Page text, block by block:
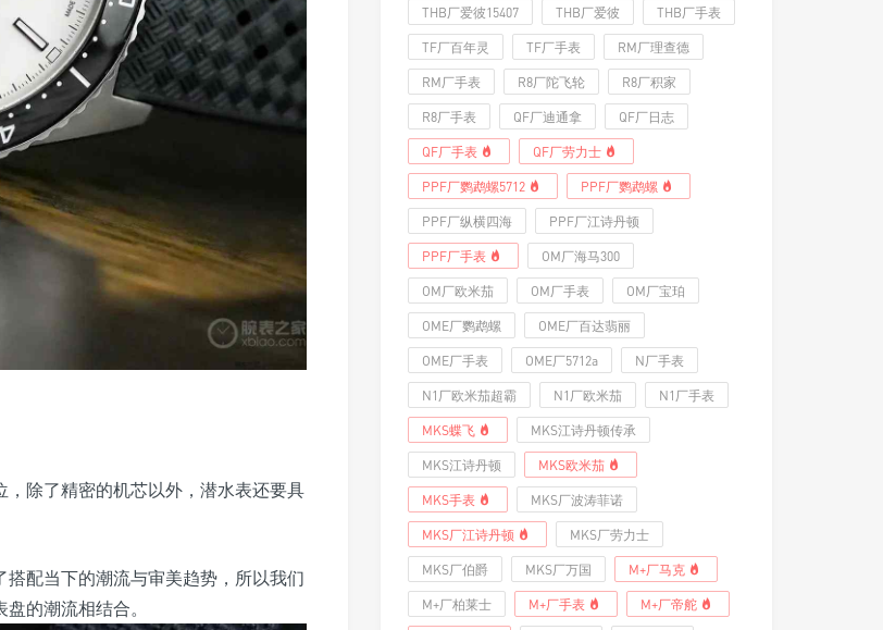
除了精密的机芯以外，潜水表还要具
配当下的潮流与审美趋势，所以我们
的潮流相结合。
THB厂爱彼15407 THB厂爱彼 THB厂手表
TF厂百年灵 TF厂手表 RM厂理查德
RM厂手表 R8厂陀飞轮 R8厂积家
R8厂手表 QF厂迪通拿 QF厂日志
QF厂手表 QF厂劳力士
PPF厂鹦鹉螺5712 PPF厂鹦鹉螺
PPF厂纵横四海 PPF厂江诗丹顿
PPF厂手表 OM厂海马300
OM厂欧米茄 OM厂手表 OM厂宝珀
OME厂鹦鹉螺 OME厂百达翡丽
OME厂手表 OME厂5712a N厂手表
N1厂欧米茄超霸 N1厂欧米茄 N1厂手表
MKS蝶飞 MKS江诗丹顿传承
MKS江诗丹顿 MKS欧米茄
MKS手表 MKS厂波涛菲诺
MKS厂江诗丹顿 MKS厂劳力士
MKS厂伯爵 MKS厂万国 M+厂马克
M+厂柏莱士 M+厂手表 M+厂帝舵